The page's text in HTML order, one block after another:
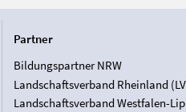
Partner
Bildungspartner NRW
Landschaftsverband Rheinland
Landschaftsverband Westfalen-